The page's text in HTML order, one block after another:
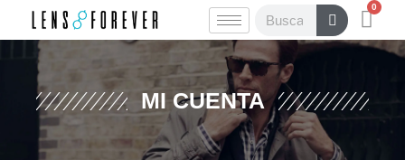
contenido
Buscar 0
MI CUENTA